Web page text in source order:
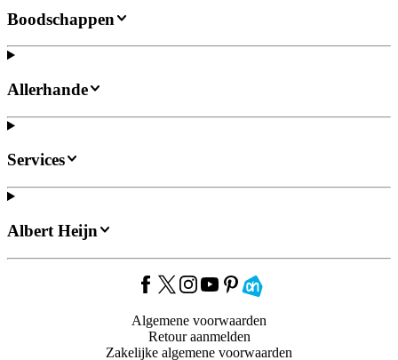
Boodschappen
Allerhande
Services
Albert Heijn
Algemene voorwaarden
Retour aanmelden
Zakelijke algemene voorwaarden